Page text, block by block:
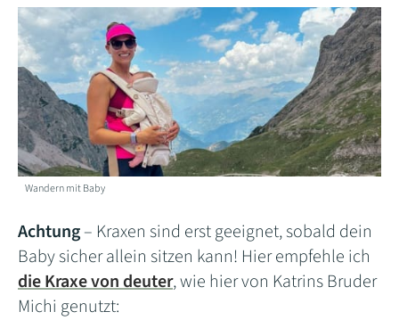
Wandern mit Baby
Achtung– Kraxen sind erst geeignet, sobald dein
Baby sicher allein sitzen kann! Hier empfehle ich
die Kraxe von deuter, wie hier von Katrins Bruder
Michi genutzt: